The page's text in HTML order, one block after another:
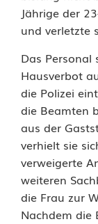
l
i
c
h
e
a
u
f
Jährige der
und verletzte
Das Personal
Hausverbot
die Polizei
die Beamten
aus der
verhielt sie
verweigerte
weiteren
die Frau zur
Nachdem die